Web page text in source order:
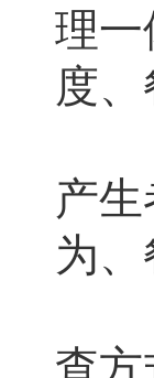
理一
度
（
产
为
（
查